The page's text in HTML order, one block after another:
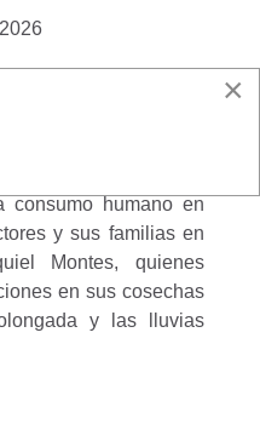
consumo humano en
y sus familias en
Montes, quienes
en sus cosechas
y las lluvias
×